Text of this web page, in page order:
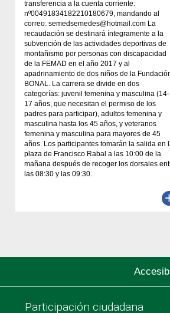
transferencia a la cuenta corriente:
nº00491834182210180679, mandando al
correo: semedsemedes@hotmail.com La
recaudación se destinará íntegramente a la
subvención de las actividades deportivas de
montañismo por personas con discapacidad
de la FEMAD en el año 2017 y al
apadrinamiento de dos niños de la
BONAL. La carrera se divide en dos
categorías: juvenil femenina y masculina (14-
17 años, que necesitan el permiso de los
padres para participar), adultos femenina y
masculina hasta los 45 años, y veteranos
femenina y masculina para mayores de 45
años. Los participantes tomarán la salida en
plaza de Francisco Rabal a las 10:00 de la
mañana después de recoger los dorsales
las 08:30 y las 09:30.
Participación ciudadana